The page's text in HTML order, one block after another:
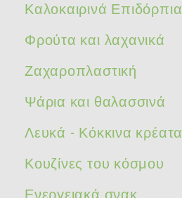
Καλοκαιρινά Επιδόρπια
Φρούτα και λαχανικά
Ζαχαροπλαστική
Ψάρια και θαλασσινά
Λευκά - Κόκκινα κρέατα
Κουζίνες του κόσμου
Ενεργειακά σνακ